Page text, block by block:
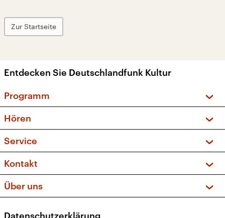
Zur Startseite
Entdecken Sie Deutschlandfunk Kultur
Programm
Sendungen und Podcasts
Musikliste
Kakadu – Das Kinderprogramm
Hören
Frequenzen (UKW + DAB+)
Service
FAQ
Apps
Newsletter
Kontakt
Social Media
Über uns
Datenschutzerklärung